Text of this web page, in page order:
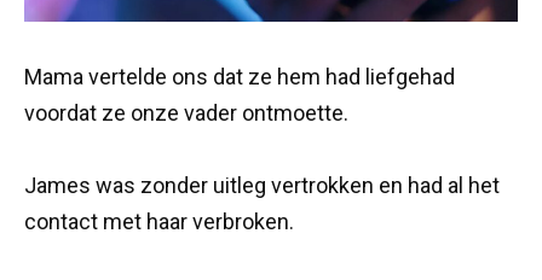
Mama vertelde ons dat ze hem had liefgehad
voordat ze onze vader ontmoette.
James was zonder uitleg vertrokken en had al het
contact met haar verbroken.